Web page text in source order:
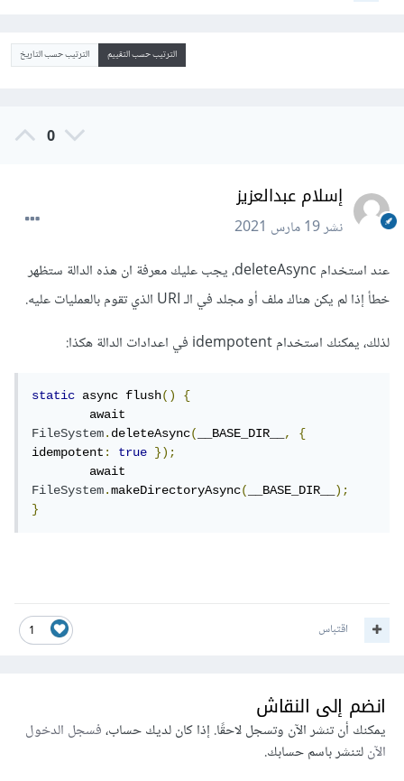
الترتيب حسب التقييم الترتيب حسب التاريخ
0
إسلام عبدالعزيز
نشر19 مارس 2021
عند استخدام deleteAsync، يجب عليك معرفة ان هذه الدالة ستظهر
خطأ إذا لم يكن هناك ملف أو مجلد في الـ URI الذي تقوم بالعمليات عليه.
لذلك، يمكنك استخدام idempotent في اعدادات الدالة هكذا:
static async flush()
{
FileSystem.deleteAsync( __BASE_DIR__,
{
idempotent: true
});
FileSystem.makeDirectoryAsync( __BASE_DIR__);
}
1 اقتباس
انضم إلى النقاش
يمكنك أن تنشر الآن وتسجل لاحقًا. إذا كان لديك حساب،فسجل الدخول
الآنلتنشر باسم حسابك.